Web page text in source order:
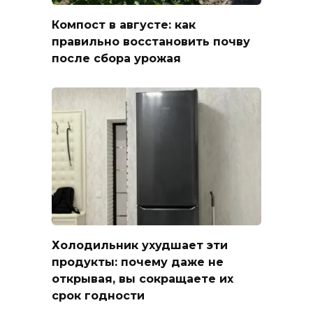
Компост в августе: как
правильно восстановить почву
после сбора урожая
Холодильник ухудшает эти
продукты: почему даже не
открывая, вы сокращаете их
срок годности